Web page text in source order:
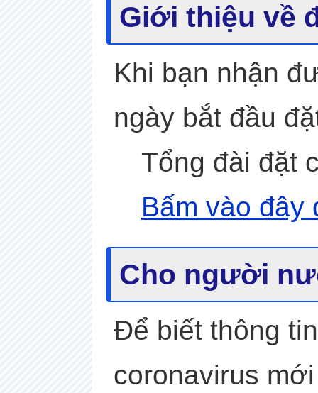
Giới thiệu về
Khi bạn nhận
ngày bắt đầu
Tổng đài đặt
Bấm vào đây
Cho người n
Để biết thông
coronavirus